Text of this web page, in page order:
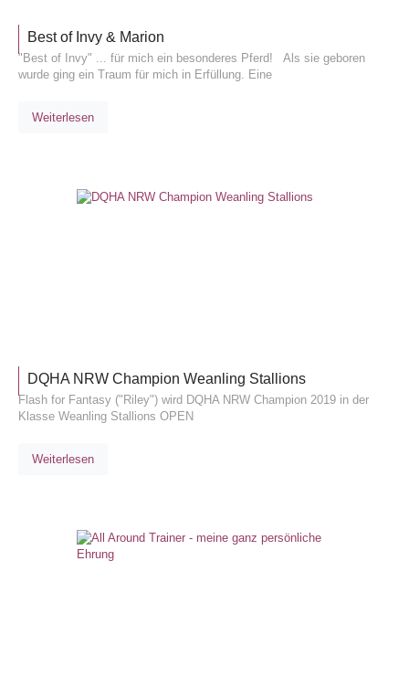
Best of Invy & Marion
"Best of Invy" ... für mich ein besonderes Pferd! Als sie geboren
wurde ging ein Traum für mich in Erfüllung. Eine
Weiterlesen
DQHA NRW Champion Weanling Stallions
Flash for Fantasy ("Riley") wird DQHA NRW Champion 2019 in der
Klasse Weanling Stallions OPEN
Weiterlesen